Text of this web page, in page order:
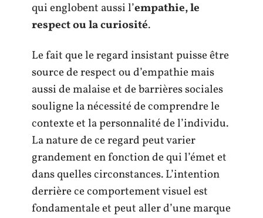
qui englobent aussi l’empathie, le
respect ou la curiosité.
Le fait que le regard insistant puisse être
source de respect ou d’empathie mais
aussi de malaise et de barrières sociales
souligne la nécessité de comprendre le
contexte et la personnalité de l’individu.
La nature de ce regard peut varier
grandement en fonction de qui l’émet et
dans quelles circonstances. L’intention
derrière ce comportement visuel est
fondamentale et peut aller d’une marque